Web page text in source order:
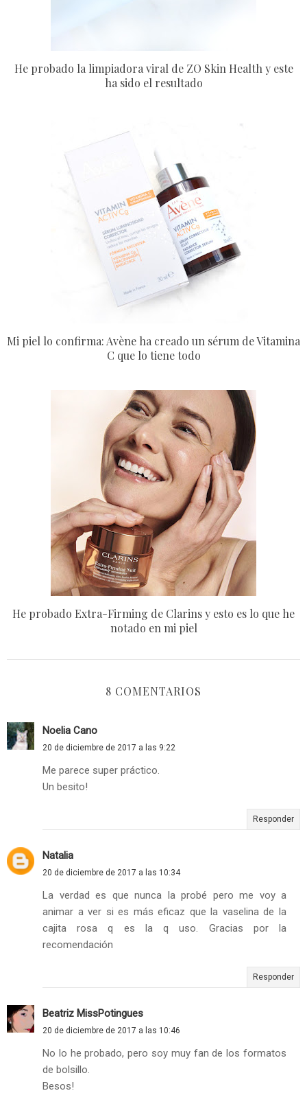
He probado la limpiadora viral de ZO Skin Health y este
ha sido el resultado
Mi piel lo confirma: Avène ha creado un sérum de Vitamina
C que lo tiene todo
He probado Extra-Firming de Clarins y esto es lo que he
notado en mi piel
8 COMENTARIOS
Noelia Cano
20 de diciembre de 2017 a las 9:22
Me parece super práctico.
Un besito!
Responder
Natalia
20 de diciembre de 2017 a las 10:34
La verdad es que nunca la probé pero me voy a
animar a ver si es más eficaz que la vaselina de la
cajita rosa q es la q uso. Gracias por la
recomendación
Responder
Beatriz MissPotingues
20 de diciembre de 2017 a las 10:46
No lo he probado, pero soy muy fan de los formatos
de bolsillo.
Besos!